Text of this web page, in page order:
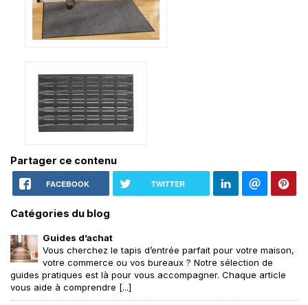
Partager ce contenu
FACEBOOK TWITTER
Catégories du blog
Guides d’achat
Vous cherchez le tapis d’entrée parfait pour votre maison,
votre commerce ou vos bureaux ? Notre sélection de
guides pratiques est là pour vous accompagner. Chaque article
vous aide à comprendre [...]